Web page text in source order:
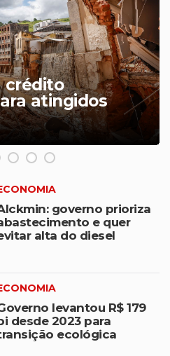
com a
dia 31 para
governo prioriza
e quer
alta do diesel
levantou R$ 179
desde 2023 para
ecológica